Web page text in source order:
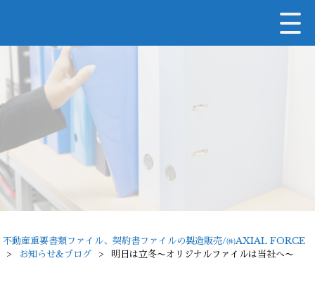
不動産重要書類ファイル、契約書ファイルの製造販売/㈱AXIAL FORCE
>
お知らせ&ブログ > 明日は立冬〜オリジナルファイルは当社へ〜